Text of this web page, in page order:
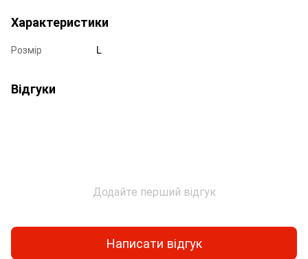
Характеристики
Розмір L
Відгуки
Додайте перший відгук
Написати відгук